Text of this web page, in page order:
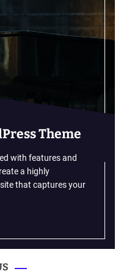
Theme
with features and
a highly
that captures your